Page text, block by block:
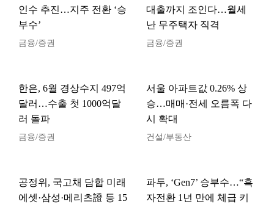
인수 추진…지주 전환 ‘승
부수’
금융/증권
대출까지 조인다…월세
난 무주택자 직격
금융/증권
한은, 6월 경상수지 497억
달러…수출 첫 1000억달
러 돌파
금융/증권
서울 아파트값 0.26% 상
승…매매·전세 오름폭 다
시 확대
건설/부동산
공정위, 국고채 담합 미래
에셋·삼성·메리츠證 등 15
파두, ‘Gen7’ 승부수…“흑
자전환 1년 만에 체급 키